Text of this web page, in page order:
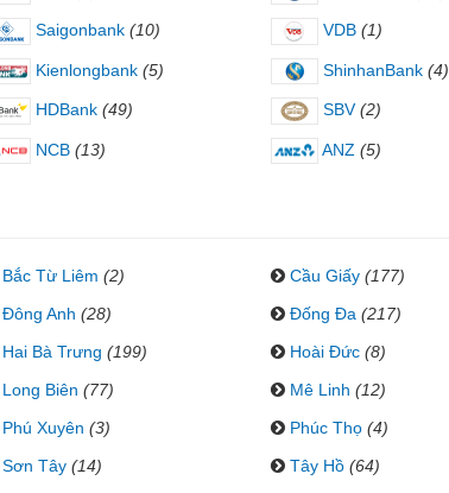
Saigonbank (10) VDB (1)
Kienlongbank (5) ShinhanBank (4)
HDBank (49) SBV (2)
NCB (13) ANZ (5)
Bắc Từ Liêm (2) Cầu Giấy (177)
Đông Anh (28) Đống Đa (217)
Hai Bà Trưng (199) Hoài Đức (8)
Long Biên (77) Mê Linh (12)
Phú Xuyên (3) Phúc Thọ (4)
Sơn Tây (14) Tây Hồ (64)